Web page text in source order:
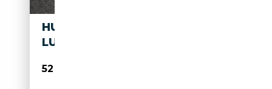
HUMMER H2 H2 6.2
LUXURY
52 030€